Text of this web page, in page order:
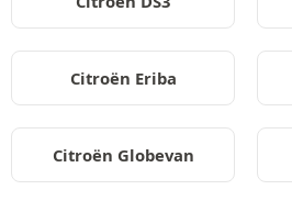
Citroën Eriba
Citroën Globevan